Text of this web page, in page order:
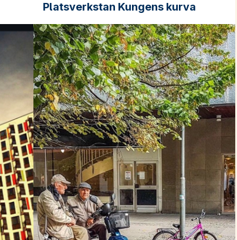
Platsverkstan Kungens kurva